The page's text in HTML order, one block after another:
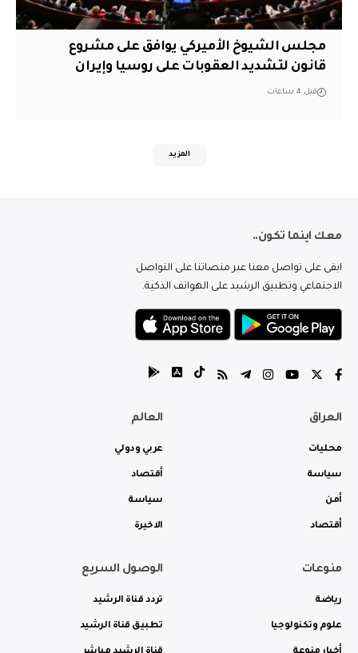
مجلس الشيوخ الأميركي يوافق على مشروع
قانون لتشديد العقوبات على روسيا وإيران
قبل 4 ساعات
المزيد
معك اينما تكون..
ابقى على تواصل معنا عبر منصاتنا على التواصل
الاجتماعي وتطبيق الرشيد على الهواتف الذكية.
العراق
محليات
سياسة
أمن
أقتصاد
العالم
عربي ودولي
أقتصاد
سياسة
الاخيرة
منوعات
رياضة
علوم وتكنولوجيا
الوصول السريع
تردد قناة الرشيد
تطبيق قناة الرشيد